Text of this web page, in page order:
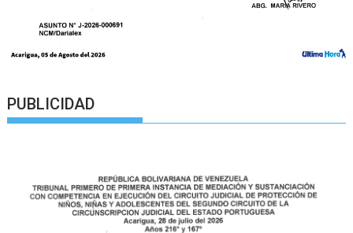
PUBLICIDAD